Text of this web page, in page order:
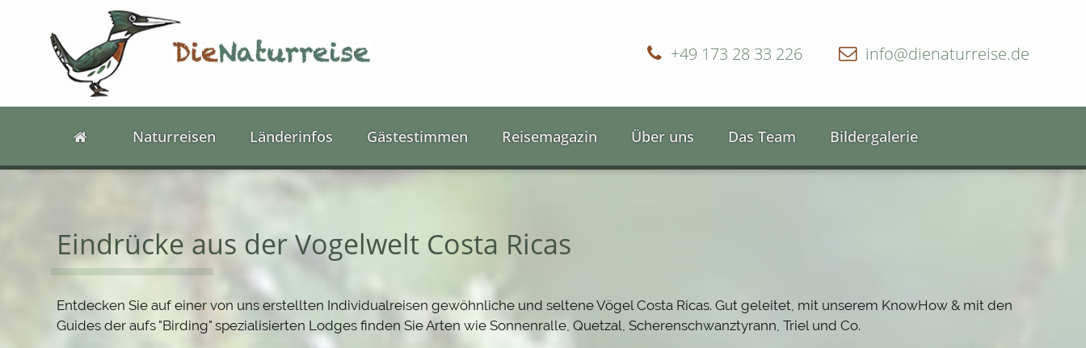
info@dienaturreise.de
+49 173 28 33 226
Naturreisen Länderinfos Gästestimmen Reisemagazin Über uns Das Team Bildergalerie
Eindrücke aus der Vogelwelt Costa Ricas
Entdecken Sie auf einer von uns erstellten Individualreisen gewöhnliche und seltene Vögel Costa Ricas. Gut geleitet, mit unserem KnowHow & mit den
Guides der aufs "Birding" spezialisierten Lodges finden Sie Arten wie Sonnenralle, Quetzal, Scherenschwanztyrann, Triel und Co.